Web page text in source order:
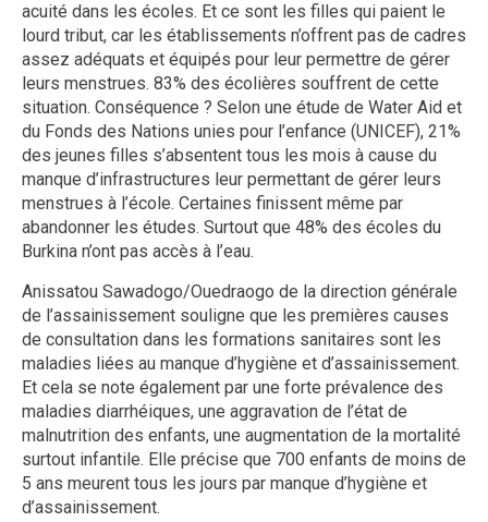
acuité dans les écoles. Et ce sont les filles qui paient le
lourd tribut, car les établissements n’offrent pas de cadres
assez adéquats et équipés pour leur permettre de gérer
leurs menstrues. 83% des écolières souffrent de cette
situation. Conséquence ? Selon une étude de Water Aid et
du Fonds des Nations unies pour l’enfance (UNICEF), 21%
des jeunes filles s’absentent tous les mois à cause du
manque d’infrastructures leur permettant de gérer leurs
menstrues à l’école. Certaines finissent même par
abandonner les études. Surtout que 48% des écoles du
Burkina n’ont pas accès à l’eau.
Anissatou Sawadogo/Ouedraogo de la direction générale
de l’assainissement souligne que les premières causes
de consultation dans les formations sanitaires sont les
maladies liées au manque d’hygiène et d’assainissement.
Et cela se note également par une forte prévalence des
maladies diarrhéiques, une aggravation de l’état de
malnutrition des enfants, une augmentation de la mortalité
surtout infantile. Elle précise que 700 enfants de moins de
5 ans meurent tous les jours par manque d’hygiène et
d’assainissement.